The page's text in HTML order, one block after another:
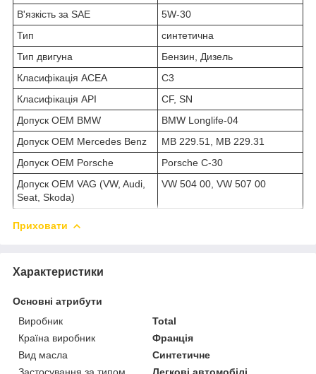
В'язкість за SAE
5W-30
Тип
синтетична
Тип двигуна
Бензин, Дизель
Класифікація ACEA
C3
Класифікація API
CF, SN
Допуск OEM BMW
BMW Longlife-04
Допуск OEM Mercedes Benz
MB 229.51, MB 229.31
Допуск OEM Porsche
Porsche C-30
Допуск OEM VAG (VW, Audi,
Seat, Skoda)
VW 504 00, VW 507 00
Приховати
Характеристики
Основні атрибути
Виробник
Total
Країна виробник
Франція
Вид масла
Синтетичне
Застосування за типом
Легкові автомобілі